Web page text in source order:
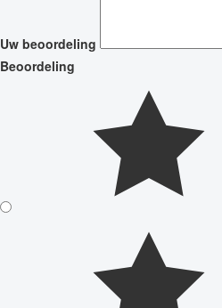
Uw beoordeling
Beoordeling